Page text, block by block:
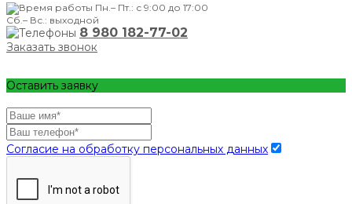
Пн.– Пт.: с 9:00 до 17:00
Сб.– Вс.: выходной
8 980 182-77-02
Заказать звонок
Оставить заявку
Согласие на обработку персональных данных